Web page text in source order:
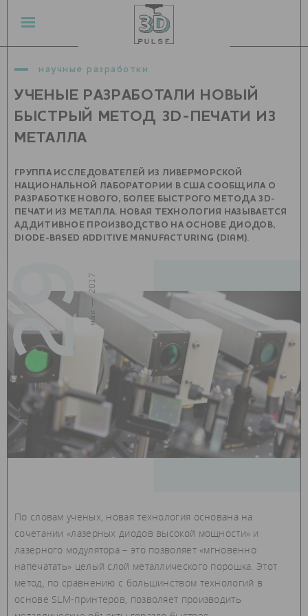
научные разработки
УЧЕНЫЕ РАЗРАБОТАЛИ НОВЫЙ
БЫСТРЫЙ МЕТОД 3D-ПЕЧАТИ ИЗ
МЕТАЛЛА
ГРУППА ИССЛЕДОВАТЕЛЕЙ ИЗ ЛИВЕРМОРСКОЙ
НАЦИОНАЛЬНОЙ ЛАБОРАТОРИИ В США СООБЩИЛА О
РАЗРАБОТКЕ НОВОГО, БОЛЕЕ БЫСТРОГО МЕТОДА 3D-
ПЕЧАТИ ИЗ МЕТАЛЛА. НОВАЯ ТЕХНОЛОГИЯ НАЗЫВАЕТСЯ
АДДИТИВНОЕ ПРОИЗВОДСТВО НА ОСНОВЕ ДИОДОВ,
DIODE-BASED ADDITIVE MANUFACTURING (DIAM).
29май — 2017
По словам ученых, новая технология основана на
сочетании «лазерных диодов высокой мощности» и
лазерного модулятора – это позволяет «мгновенно
напечатать» целый слой металлического порошка. Этот
метод, по сравнению с большинством технологий в
основе SLM-принтеров, позволяет производить